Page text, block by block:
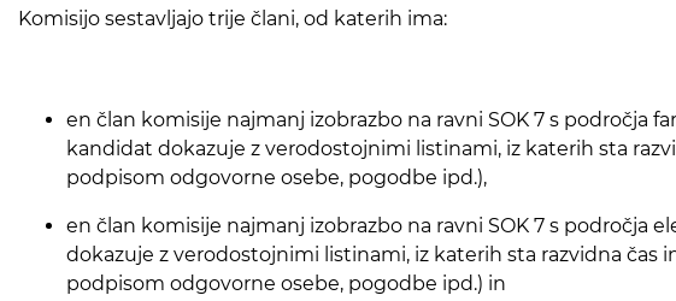
Komisijo sestavljajo trije člani, od katerih ima:
en član komisije najmanj izobrazbo na ravni SOK 7 s
kandidat dokazuje z verodostojnimi listinami, iz katerih sta
podpisom odgovorne osebe, pogodbe ipd.),
en član komisije najmanj izobrazbo na ravni SOK 7 s
dokazuje z verodostojnimi listinami, iz katerih sta razvidna čas
podpisom odgovorne osebe, pogodbe ipd.) in